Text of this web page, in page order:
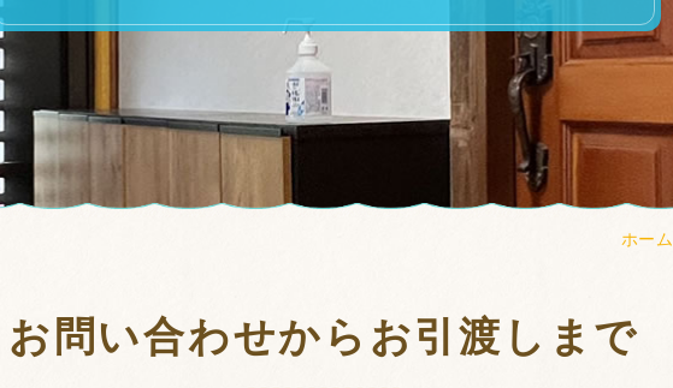
ホーム
お問い合わせから お引渡しまで